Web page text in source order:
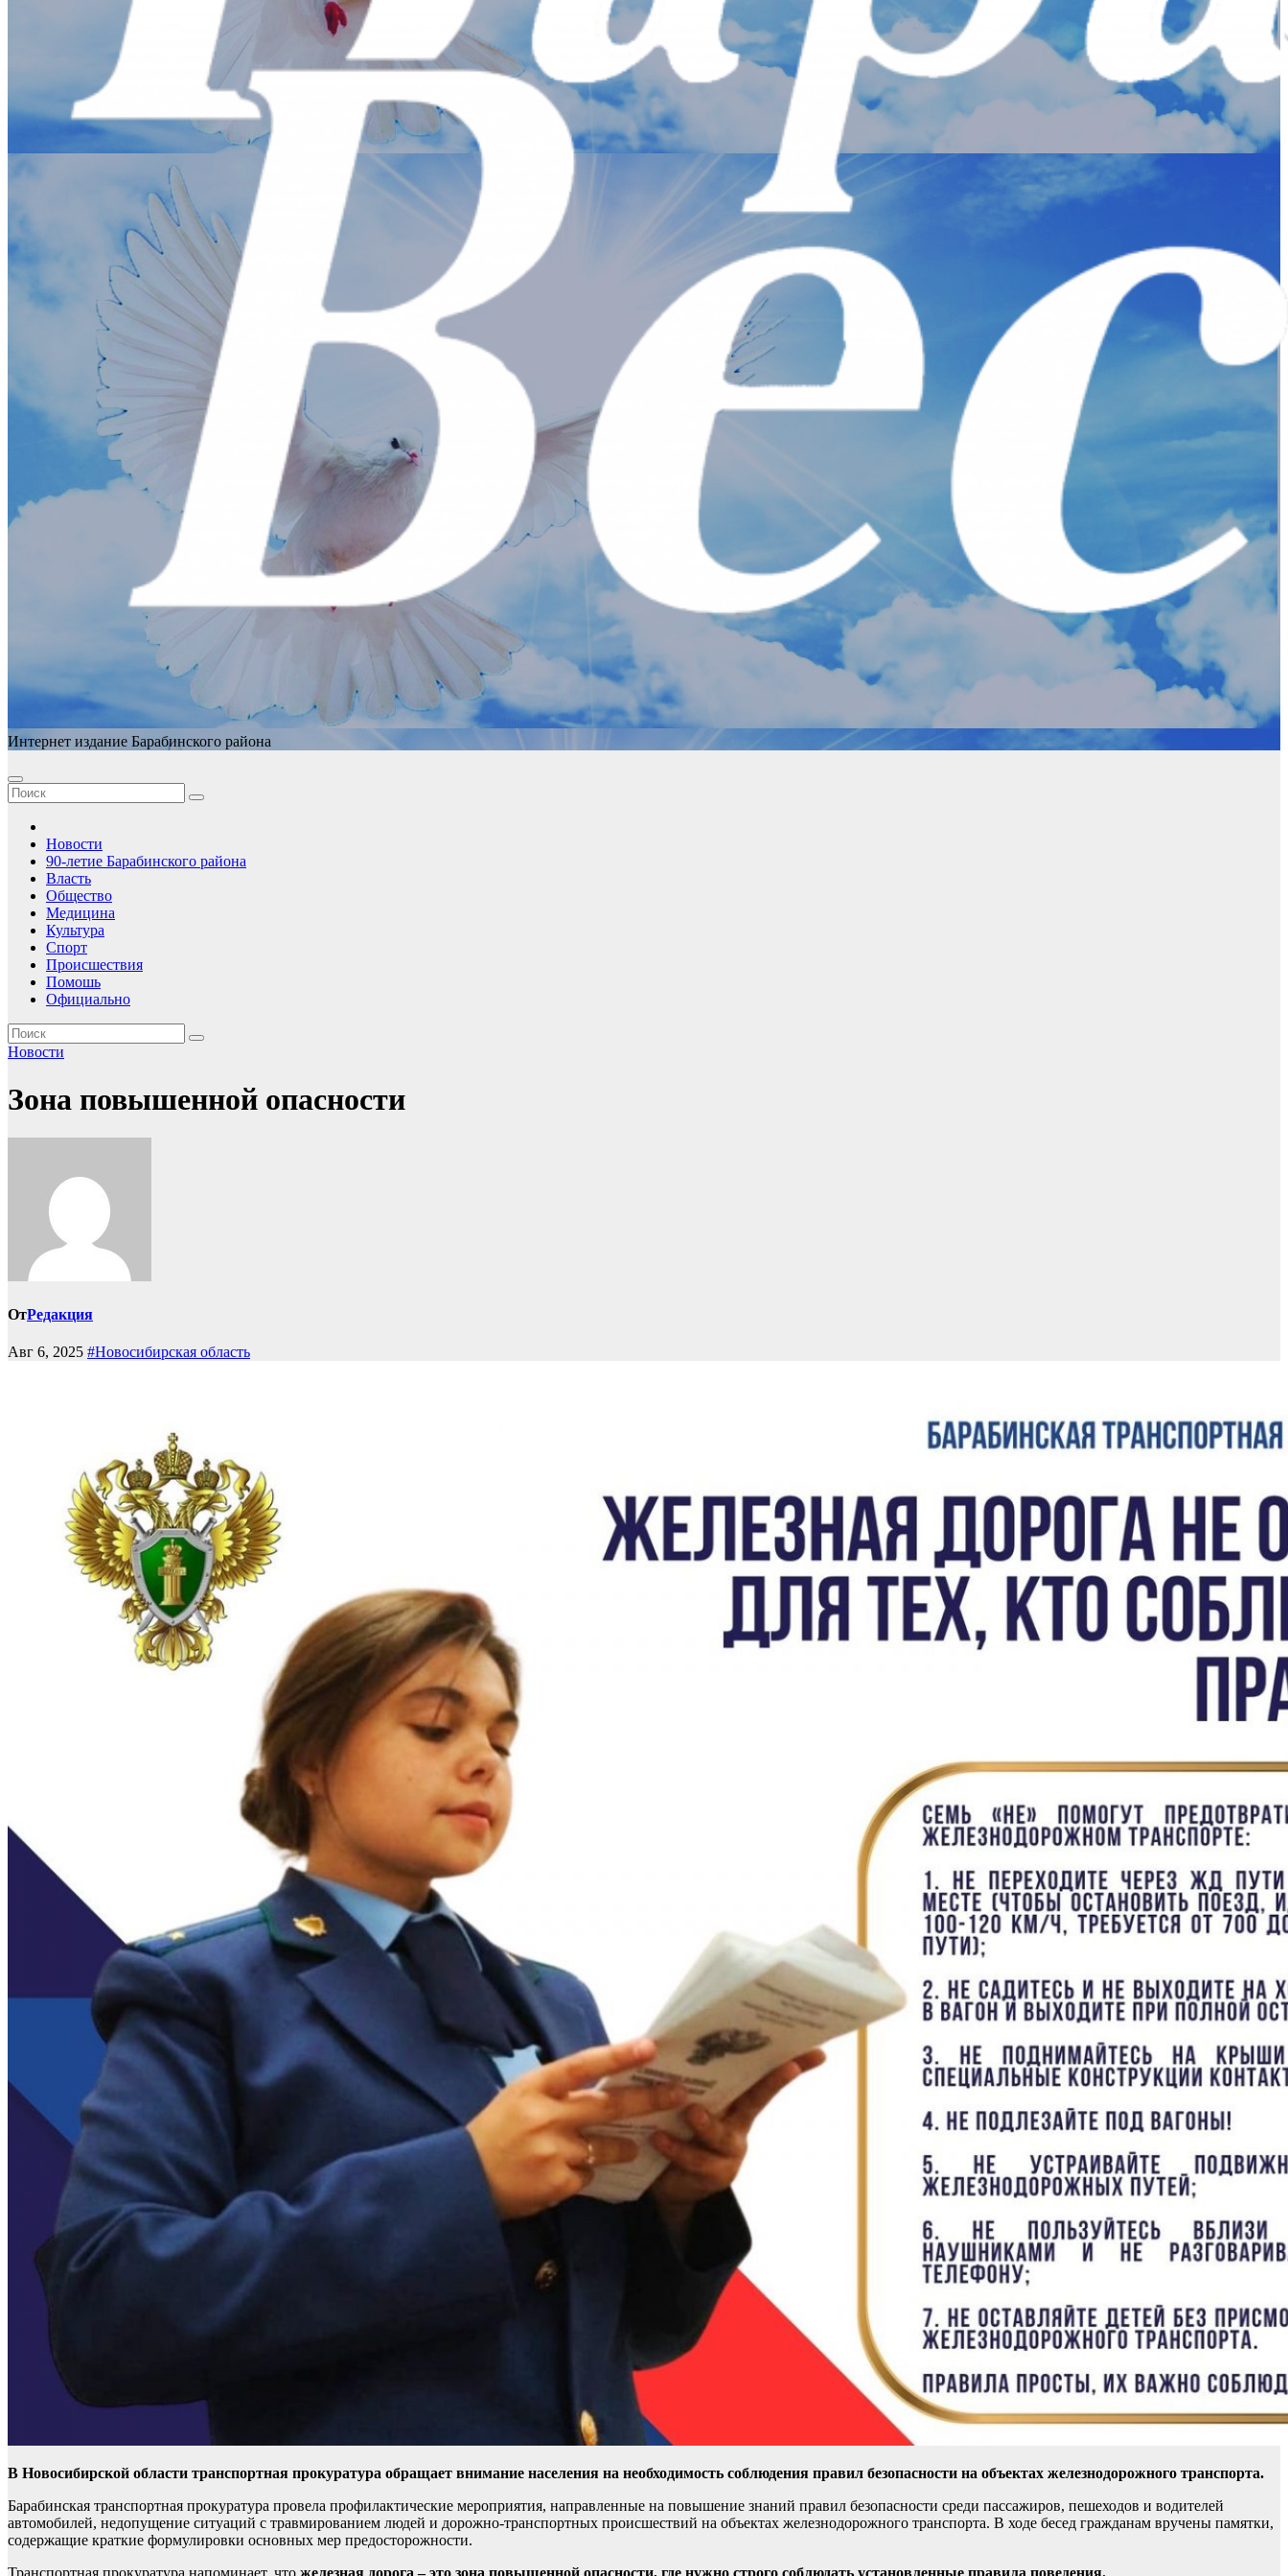
Интернет издание Барабинского района
Новости
90-летие Барабинского района
Власть
Общество
Медицина
Культура
Спорт
Происшествия
Помошь
Официально
Новости
Зона повышенной опасности
ОтРедакция
Авг 6, 2025 #Новосибирская область
В Новосибирской области транспортная прокуратура обращает внимание населения на необходимость соблюдения правил безопасности на объектах железнодорожного транспорта.
Барабинская транспортная прокуратура провела профилактические мероприятия, направленные на повышение знаний правил безопасности среди пассажиров, пешеходов и водителей
автомобилей, недопущение ситуаций с травмированием людей и дорожно-транспортных происшествий на объектах железнодорожного транспорта. В ходе бесед гражданам вручены памятки,
содержащие краткие формулировки основных мер предосторожности.
Транспортная прокуратура напоминает, что железная дорога – это зона повышенной опасности, где нужно строго соблюдать установленные правила поведения.